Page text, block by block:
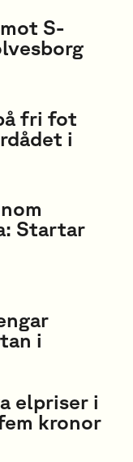
S-
fri fot
i
Startar
i
elpriser i
kronor